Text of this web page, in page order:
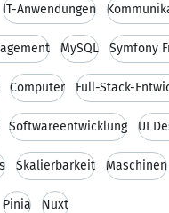
IT-Anwendungen
MySQL Symfony
Computer Full-Stack-
Softwareentwicklung UI
Skalierbarkeit Maschinen
Pinia Nuxt